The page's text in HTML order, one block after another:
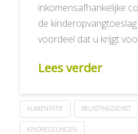
inkomensafhankelijke
de
voordeel dat u krijgt
Lees verder
ALIMENTATIE BELASTINGDIENST
KINDREGELINGEN